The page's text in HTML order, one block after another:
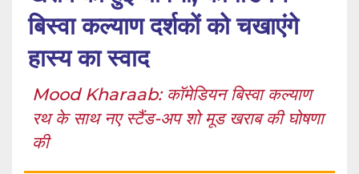
बिस्वा कल्याण दर्शकों को चखाएंगे
हास्य का स्वाद
Mood Kharaab: कॉमेडियन बिस्वा कल्याण
रथ के साथ नए स्टैंड-अप शो मूड खराब की घोषणा
की